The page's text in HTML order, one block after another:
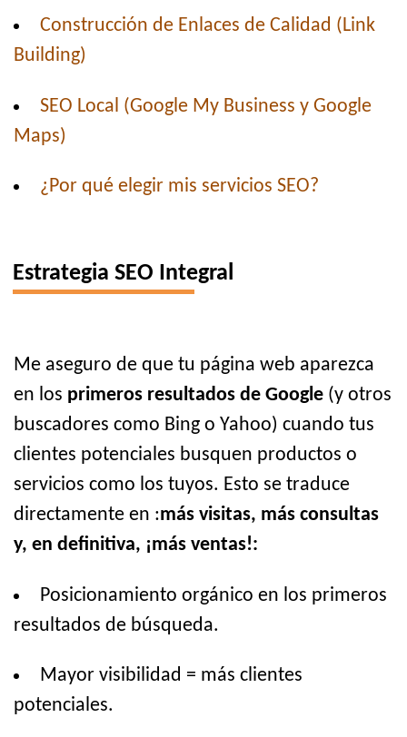
Construcción de Enlaces de Calidad (Link
Building)
SEO Local (Google My Business y Google
Maps)
¿Por qué elegir mis servicios SEO?
Estrategia SEO Integral
Me aseguro de que tu página web aparezca
en los primeros resultados de Google (y otros
buscadores como Bing o Yahoo) cuando tus
clientes potenciales busquen productos o
servicios como los tuyos. Esto se traduce
directamente en :más visitas, más consultas
y, en definitiva, ¡más ventas!:
Posicionamiento orgánico en los primeros
resultados de búsqueda.
Mayor visibilidad = más clientes
potenciales.